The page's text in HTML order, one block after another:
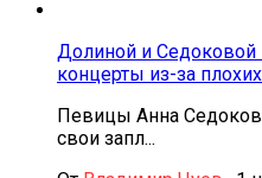
Долиной и Седоковой
концерты из-за
Певицы Анна
свои запл...